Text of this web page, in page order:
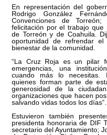
En representación del
Rodrigo González
Convenciones de
felicitación por el trabajo
de Torreón y de Coahuila.
oportunidad de refrendar
bienestar de la comunidad.
“La Cruz Roja es un pilar
emergencias, una
cuando más lo necesitas.
quienes forman parte de
generosidad de la
organizaciones que hacen
salvando vidas todos los días”.
Estuvieron también
presidenta honoraria de DIF
secretario del Ayuntamiento;